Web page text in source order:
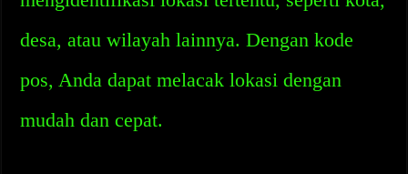
desa, atau wilayah lainnya. Dengan kode
pos, Anda dapat melacak lokasi dengan
mudah dan cepat.